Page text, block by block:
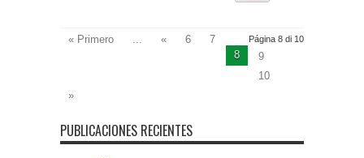
Página 8 di 10
« Primero « 6
7
8
9
10
»
PUBLICACIONES RECIENTES